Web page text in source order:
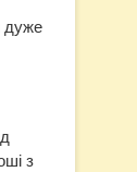
дуже
з